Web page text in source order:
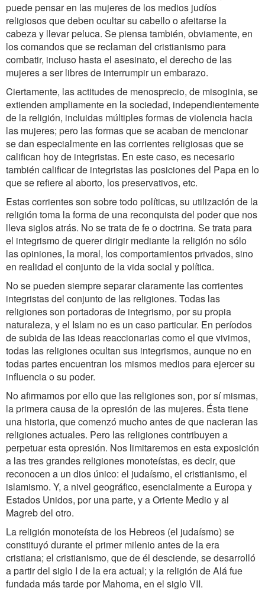
puede pensar en las mujeres de los medios judíos
religiosos que deben ocultar su cabello o afeitarse la
cabeza y llevar peluca. Se piensa también, obviamente, en
los comandos que se reclaman del cristianismo para
combatir, incluso hasta el asesinato, el derecho de las
mujeres a ser libres de interrumpir un embarazo.
Ciertamente, las actitudes de menosprecio, de misoginia, se
extienden ampliamente en la sociedad, independientemente
de la religión, incluidas múltiples formas de violencia hacia
las mujeres; pero las formas que se acaban de mencionar
se dan especialmente en las corrientes religiosas que se
califican hoy de integristas. En este caso, es necesario
también calificar de integristas las posiciones del Papa en lo
que se refiere al aborto, los preservativos, etc.
Estas corrientes son sobre todo políticas, su utilización de la
religión toma la forma de una reconquista del poder que nos
lleva siglos atrás. No se trata de fe o doctrina. Se trata para
el integrismo de querer dirigir mediante la religión no sólo
las opiniones, la moral, los comportamientos privados, sino
en realidad el conjunto de la vida social y política.
No se pueden siempre separar claramente las corrientes
integristas del conjunto de las religiones. Todas las
religiones son portadoras de integrismo, por su propia
naturaleza, y el Islam no es un caso particular. En períodos
de subida de las ideas reaccionarias como el que vivimos,
todas las religiones ocultan sus integrismos, aunque no en
todas partes encuentran los mismos medios para ejercer su
influencia o su poder.
No afirmamos por ello que las religiones son, por sí mismas,
la primera causa de la opresión de las mujeres. Ésta tiene
una historia, que comenzó mucho antes de que nacieran las
religiones actuales. Pero las religiones contribuyen a
perpetuar esta opresión. Nos limitaremos en esta exposición
a las tres grandes religiones monoteístas, es decir, que
reconocen a un dios único: el judaísmo, el cristianismo, el
islamismo. Y, a nivel geográfico, esencialmente a Europa y
Estados Unidos, por una parte, y a Oriente Medio y al
Magreb del otro.
La religión monoteísta de los Hebreos (el judaísmo) se
constituyó durante el primer milenio antes de la era
cristiana; el cristianismo, que de él desciende, se desarrolló
a partir del siglo I de la era actual; y la religión de Alá fue
fundada más tarde por Mahoma, en el siglo VII.